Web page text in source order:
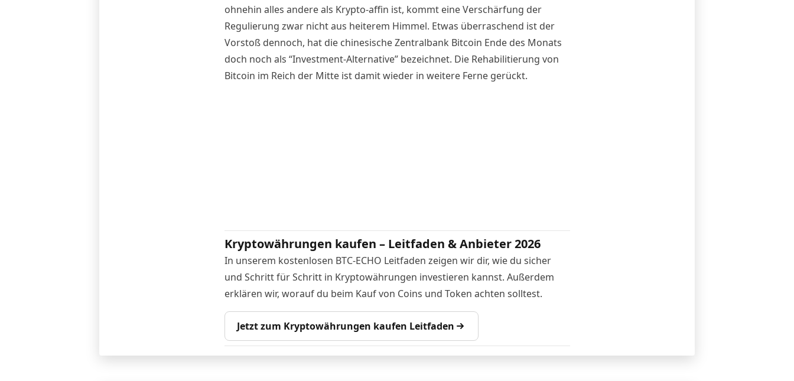
ohnehin alles andere als Krypto-affin ist, kommt eine Verschärfung der
Regulierung zwar nicht aus heiterem Himmel. Etwas überraschend ist der
Vorstoß dennoch, hat die chinesische Zentralbank Bitcoin Ende des Monats
doch noch als “Investment-Alternative” bezeichnet. Die Rehabilitierung von
Bitcoin im Reich der Mitteist damit wieder in weitere Ferne gerückt.
Kryptowährungen kaufen – Leitfaden & Anbieter 2026
In unserem kostenlosen BTC-ECHO Leitfaden zeigen wir dir, wie du sicher
und Schritt für Schritt in Kryptowährungen investieren kannst. Außerdem
erklären wir, worauf du beim Kauf von Coins und Token achten solltest.
Jetzt zum Kryptowährungen kaufen Leitfaden